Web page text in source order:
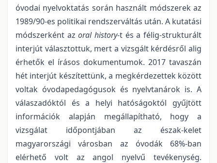
óvodai nyelvoktatás során használt módszerek az
1989/90-es politikai rendszerváltás után. A kutatási
módszerként azoral history-t és a félig-strukturált
interjút választottuk, mert a vizsgált kérdésről alig
érhetők el írásos dokumentumok. 2017 tavaszán
hét interjút készítettünk, a megkérdezettek között
voltak óvodapedagógusok és nyelvtanárok is. A
válaszadóktól és a helyi hatóságoktól gyűjtött
információk alapján megállapítható, hogy a
vizsgálat időpontjában az észak-kelet
magyarországi városban az óvodák 68%-ban
elérhető volt az angol nyelvű tevékenység.